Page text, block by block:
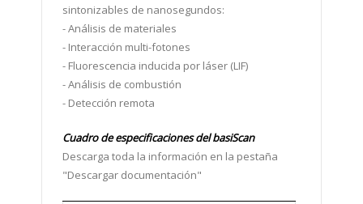
sintonizables de nanosegundos:
- Análisis de materiales
- Interacción multi-fotones
- Fluorescencia inducida por láser (LIF)
- Análisis de combustión
- Detección remota
Cuadro de especificaciones del basiScan
Descarga toda la información en la pestaña
"Descargar documentación"